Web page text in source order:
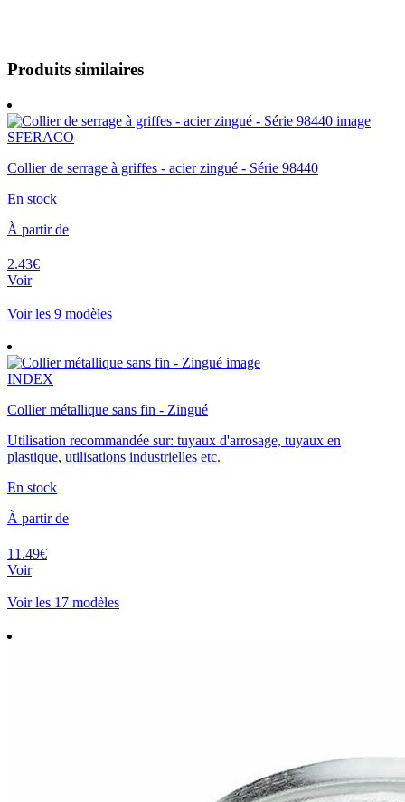
Produits similaires
SFERACO
Collier de serrage à griffes - acier zingué - Série 98440
En stock
À partir de
2.43€
Voir
Voir les 9 modèles
INDEX
Collier métallique sans fin - Zingué
Utilisation recommandée sur: tuyaux d'arrosage, tuyaux en
plastique, utilisations industrielles etc.
En stock
À partir de
11.49€
Voir
Voir les 17 modèles